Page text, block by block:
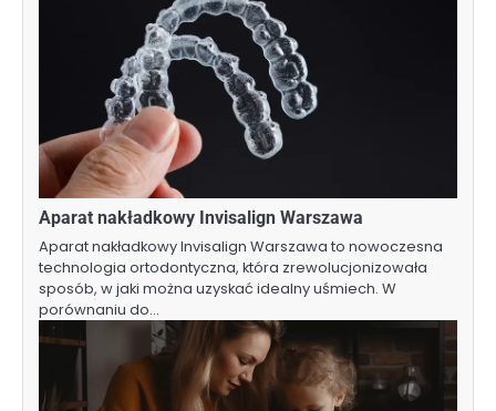
Aparat nakładkowy Invisalign Warszawa
Aparat nakładkowy Invisalign Warszawa to nowoczesna
technologia ortodontyczna, która zrewolucjonizowała
sposób, w jaki można uzyskać idealny uśmiech. W
porównaniu do…